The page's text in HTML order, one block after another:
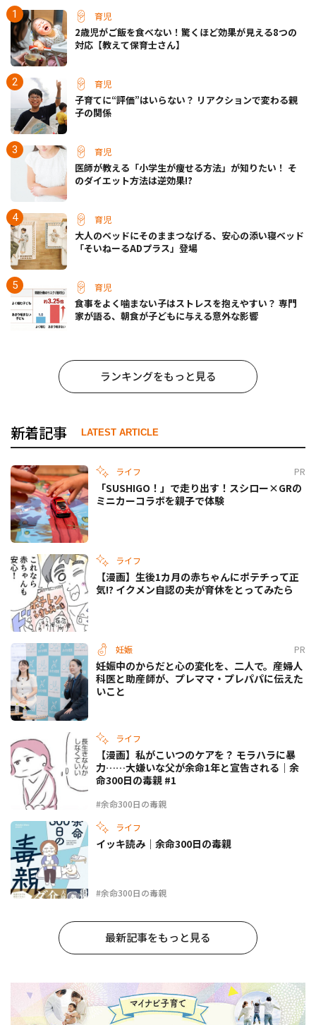
育児
2歳児がご飯を食べない！驚くほど効果が見える8つの
対応【教えて保育士さん】
育児
子育てに“評価”はいらない？ リアクションで変わる親
子の関係
育児
医師が教える「小学生が痩せる方法」が知りたい！ そ
のダイエット方法は逆効果!?
育児
大人のベッドにそのままつなげる、安心の添い寝ベッド
「そいねーるADプラス」登場
育児
食事をよく噛まない子はストレスを抱えやすい？ 専門
家が語る、朝食が子どもに与える意外な影響
ランキングをもっと見る
新着記事 LATEST ARTICLE
ライフ PR
「SUSHIGO！」で走り出す！スシロー×GRの
ミニカーコラボを親子で体験
ライフ
【漫画】生後1カ月の赤ちゃんにポテチって正
気!? イクメン自認の夫が育休をとってみたら
妊娠 PR
妊娠中のからだと心の変化を、二人で。産婦人
科医と助産師が、プレママ・プレパパに伝えた
いこと
ライフ
#余命300日の毒親
【漫画】私がこいつのケアを？ モラハラに暴
力……大嫌いな父が余命1年と宣告される｜余
命300日の毒親 #1
ライフ
#余命300日の毒親
イッキ読み｜余命300日の毒親
最新記事をもっと見る